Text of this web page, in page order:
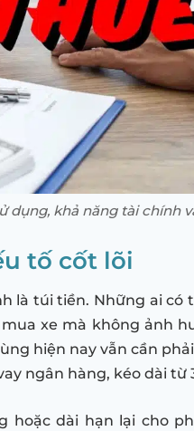
dụng, khả năng tài chính
tố cốt lõi
là túi tiền. Những ai có
xe mà không ảnh
hiện nay vẫn cần
ngân hàng, kéo dài từ
hoặc dài hạn lại cho